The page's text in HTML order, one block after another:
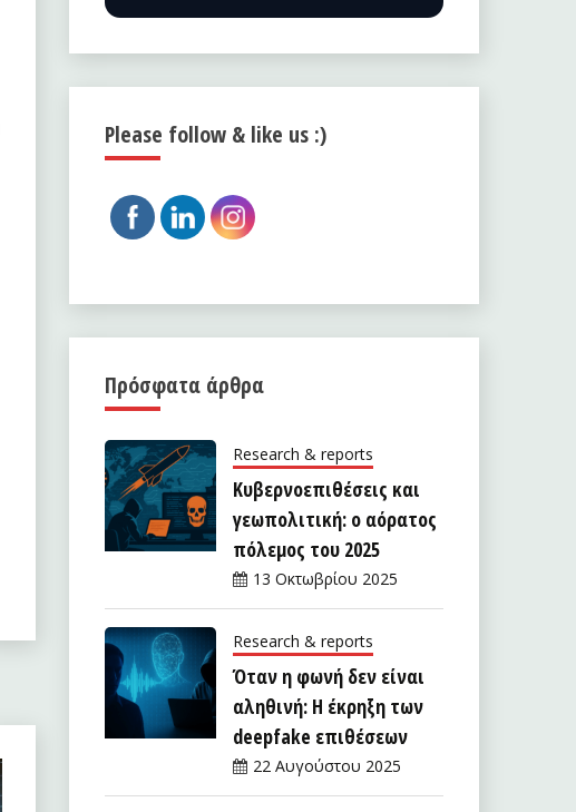
Please follow & like us :)
Πρόσφατα άρθρα
Research & reports
Κυβερνοεπιθέσεις και
γεωπολιτική: ο αόρατος
πόλεμος του 2025
13 Οκτωβρίου 2025
Research & reports
Όταν η φωνή δεν είναι
αληθινή: Η έκρηξη των
deepfake επιθέσεων
22 Αυγούστου 2025